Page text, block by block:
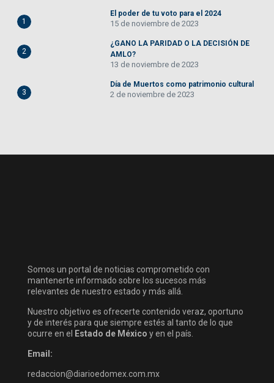
1
El poder de tu voto para el 2024
15 de noviembre de 2023
2
¿GANO LA PARIDAD O LA DECISIÓN DE
AMLO?
13 de noviembre de 2023
3
Día de Muertos como patrimonio cultural
2 de noviembre de 2023
Somos un portal de noticias comprometido con
mantenerte informado sobre los sucesos más
relevantes de nuestro estado y más allá.
Nuestro objetivo es ofrecerte contenido veraz, oportuno
y de interés para que siempre estés al tanto de lo que
ocurre en el
Estado de México y en el país.
Email:
redaccion@diarioedomex.com.mx